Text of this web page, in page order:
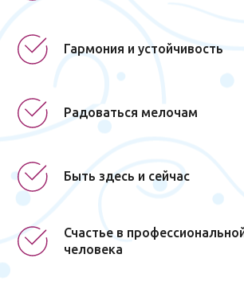
Гармония и устойчивость
Радоваться мелочам
Быть здесь и сейчас
Счастье в
человека